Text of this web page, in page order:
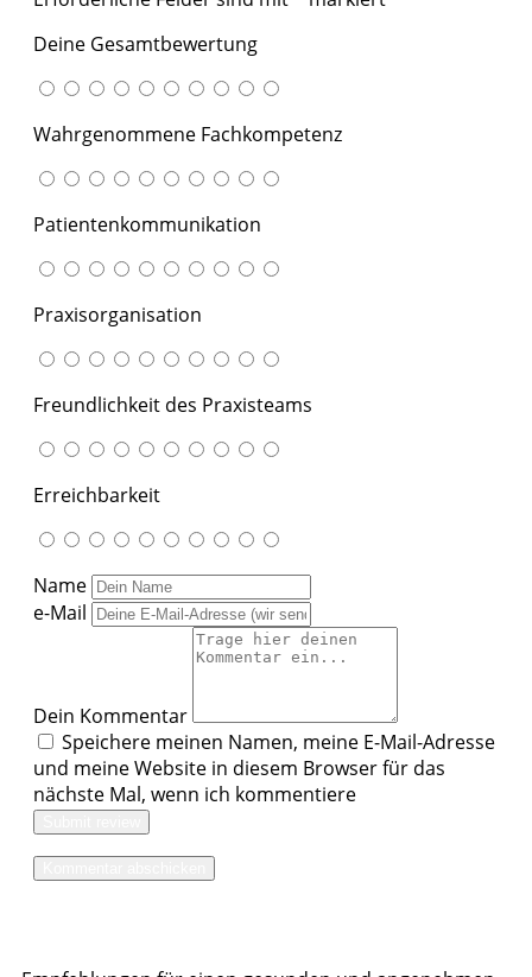
Deine Gesamtbewertung
Wahrgenommene Fachkompetenz
Patientenkommunikation
Praxisorganisation
Freundlichkeit des Praxisteams
Erreichbarkeit
Name
e-Mail
Dein Kommentar
Speichere meinen Namen, meine E-Mail-Adresse
und meine Website in diesem Browser für das
nächste Mal, wenn ich kommentiere